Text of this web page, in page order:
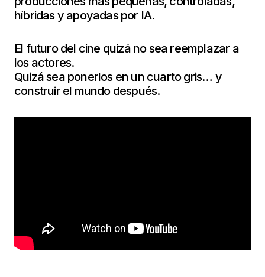
híbridas y apoyadas por IA.
El futuro del cine quizá no sea reemplazar a
los actores.
Quizá sea ponerlos en un cuarto gris… y
construir el mundo después.